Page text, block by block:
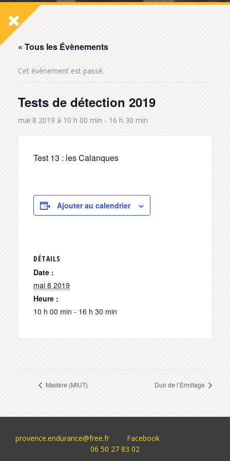
« Tous les Évènements
Cet évènement est passé.
Tests de détection 2019
mai 8 2019 à 10 h 00 min - 16 h 30 min
Test 13 : les Calanques
Ajouter au calendrier
DÉTAILS
Date :
mai 8 2019
Heure :
10 h 00 min - 16 h 30 min
Madère (MIUT) Duo de l’Ermitage
provence.endurance@free.fr
Facebook
06 50 27 83 02